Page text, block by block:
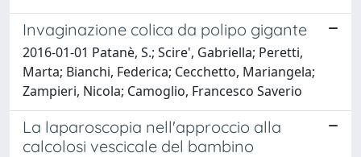
Invaginazione colica da polipo gigante
2016-01-01 Patanè, S.; Scire', Gabriella; Peretti,
Marta; Bianchi, Federica; Cecchetto, Mariangela;
Zampieri, Nicola; Camoglio, Francesco Saverio
La laparoscopia nell'approccio alla
calcolosi vescicale del bambino